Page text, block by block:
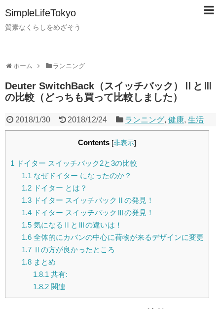
SimpleLifeTokyo
質素なくらしをめざそう
ホーム ランニング
Deuter SwitchBack（スイッチバック）ⅡとⅢ
の比較（どっちも買って比較しました）
2018/1/30 2018/12/24 ランニング,健康,生活
Contents [非表示]
1 ドイター スイッチバック2と3の比較
1.1 なぜドイター になったのか？
1.2ドイター とは？
1.3ドイター スイッチバックⅡの発見！
1.4ドイター スイッチバックⅢの発見！
1.5気になるⅡとⅢの違いは！
1.6全体的にカバンの中心に荷物が来るデザインに変更
1.7Ⅱの方が良かったところ
1.8まとめ
1.8.1 共有:
1.8.2関連